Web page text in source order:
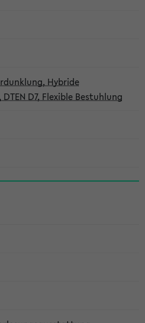
Hybride
D7, Flexible Bestuhlung